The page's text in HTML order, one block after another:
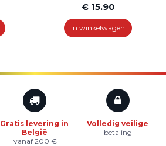
€ 15.90
In winkelwagen
Gratis levering in
België
vanaf 200 €
Volledig veilige
betaling